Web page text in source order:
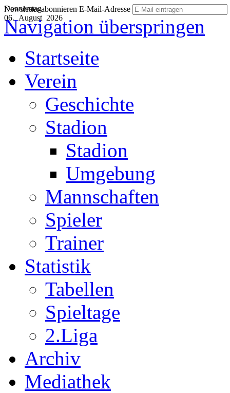
Donnerstag
06. August 2026
Newsletter abonnieren E-Mail-Adresse
Navigation überspringen
Startseite
Verein
Geschichte
Stadion
Stadion
Umgebung
Mannschaften
Spieler
Trainer
Statistik
Tabellen
Spieltage
2.Liga
Archiv
Mediathek